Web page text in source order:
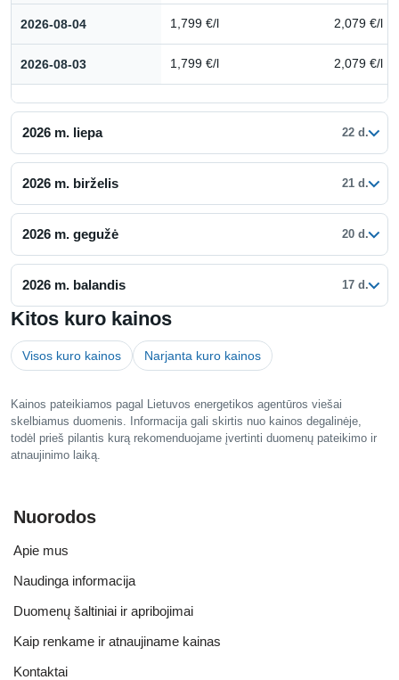
2026-08-04 1,799 €/l 2,079 €/l
2026-08-03 1,799 €/l 2,079 €/l
2026 m. liepa 22 d.
2026 m. birželis 21 d.
2026 m. gegužė 20 d.
2026 m. balandis 17 d.
Kitos kuro kainos
Visos kuro kainos Narjanta kuro kainos
Kainos pateikiamos pagal Lietuvos energetikos agentūros viešai
skelbiamus duomenis. Informacija gali skirtis nuo kainos degalinėje,
todėl prieš pilantis kurą rekomenduojame įvertinti duomenų pateikimo ir
atnaujinimo laiką.
Nuorodos
Apie mus
Naudinga informacija
Duomenų šaltiniai ir apribojimai
Kaip renkame ir atnaujiname kainas
Kontaktai